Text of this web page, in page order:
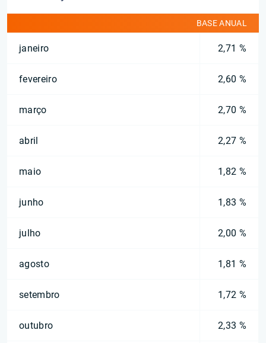
BASE ANUAL
janeiro 2,71 %
fevereiro 2,60 %
março 2,70 %
abril 2,27 %
maio 1,82 %
junho 1,83 %
julho 2,00 %
agosto 1,81 %
setembro 1,72 %
outubro 2,33 %